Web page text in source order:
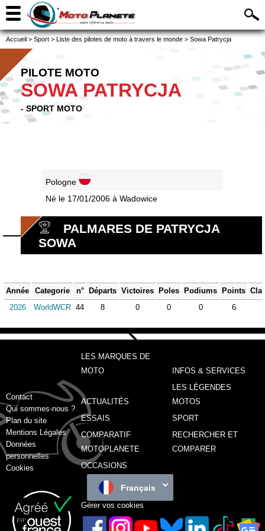
Accueil > Sport > Liste des pilotes de moto à travers le monde > Sowa Patrycja
PILOTE MOTO
SOWA PATRYCJA
- SPORT MOTO
Pologne
Né le 17/01/2006 à Wadowice
PALMARES DE PATRYCJA
SOWA
Année Categorie n° Départs Victoires Poles Podiums Points
2026
WorldWCR 44 8 0 0 0 6
Contact
Qui sommes-nous ?
Plan du site
Mentions Légales
Données
personnelles
Cookies
LES MARQUES DE
MOTO
INFOS & SERVICES
ACTUALITÉS
LES LÉGENDES
MOTOS
ESSAIS
SPORT
COMPARATIF
MOTOPLANETE
RECHERCHER ET
COMPARER
OCCASIONS
Français
Gérer vos cookies